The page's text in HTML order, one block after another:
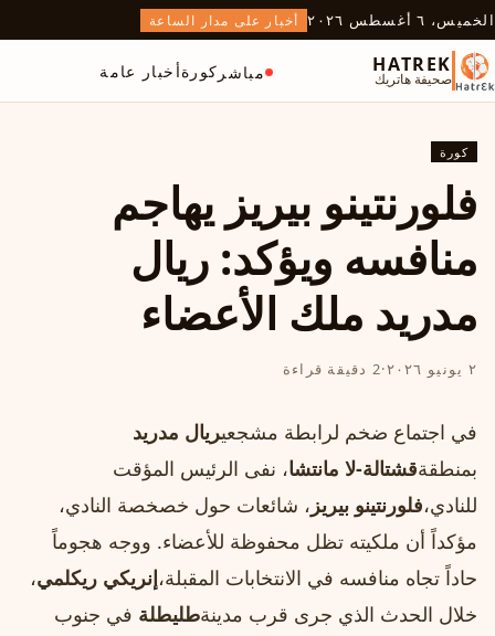
الخميس، ٦ أغسطس ٢٠٢٦ أخبار على مدار الساعة
HATREK
صحيفة هاتريك مباشر كورةأخبار عامة
كورة
فلورنتينو بيريز يهاجم
منافسه ويؤكد: ريال
مدريد ملك الأعضاء
٢ يونيو ٢٠٢٦ ·2 دقيقة قراءة
في اجتماع ضخم لرابطة مشجعيريال مدريد
بمنطقةقشتالة-لا مانتشا، نفى الرئيس المؤقت
للنادي،فلورنتينو بيريز ، شائعات حول خصخصة النادي،
مؤكداً أن ملكيته تظل محفوظة للأعضاء. ووجه هجوماً
حاداً تجاه منافسه في الانتخابات المقبلة،إنريكي ريكلمي،
خلال الحدث الذي جرى قرب مدينةطليطلة في جنوب